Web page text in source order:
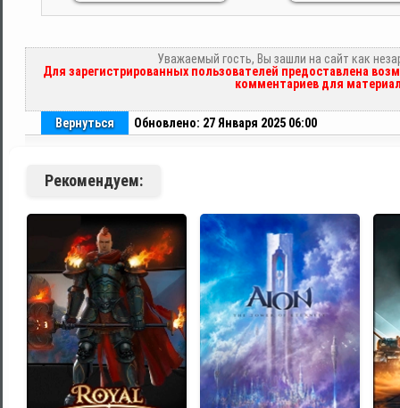
Уважаемый гость, Вы зашли на сайт как
Для зарегистрированных пользователей предоставлена
комментариев для
Вернуться Обновлено: 27 Января 2025 06:00
Рекомендуем: